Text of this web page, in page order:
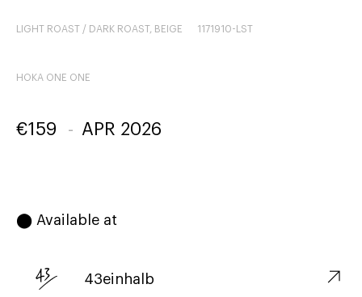
LIGHT ROAST / DARK ROAST, BEIGE 1171910-LST
HOKA ONE ONE
€159 - APR 2026
⬤ Available at
43einhalb ↗︎